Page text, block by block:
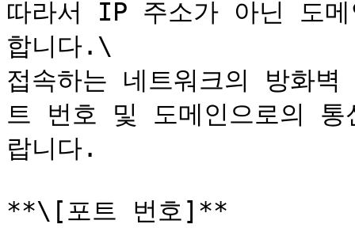
따라서 IP 주소가 아닌 도
합니다.\
접속하는 네트워크의 방화
트 번호 및 도메인으로의
랍니다.
**\[포트 번호]**